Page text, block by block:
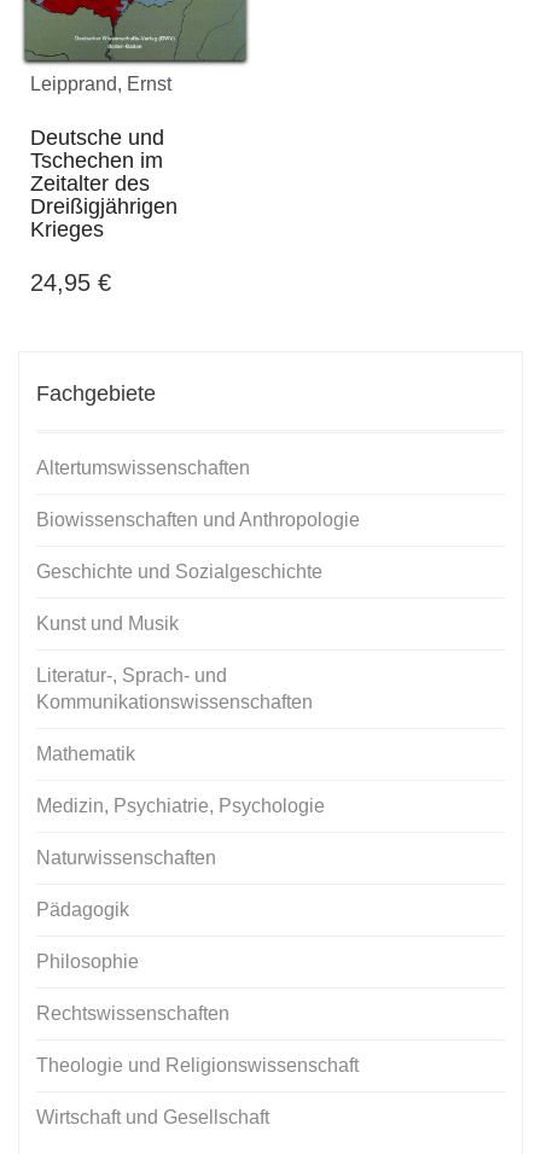
Leipprand, Ernst
Deutsche und
Tschechen im
Zeitalter des
Dreißigjährigen
Krieges
24,95 €
Fachgebiete
Altertumswissenschaften
Biowissenschaften und Anthropologie
Geschichte und Sozialgeschichte
Kunst und Musik
Literatur-, Sprach- und
Kommunikationswissenschaften
Mathematik
Medizin, Psychiatrie, Psychologie
Naturwissenschaften
Pädagogik
Philosophie
Rechtswissenschaften
Theologie und Religionswissenschaft
Wirtschaft und Gesellschaft